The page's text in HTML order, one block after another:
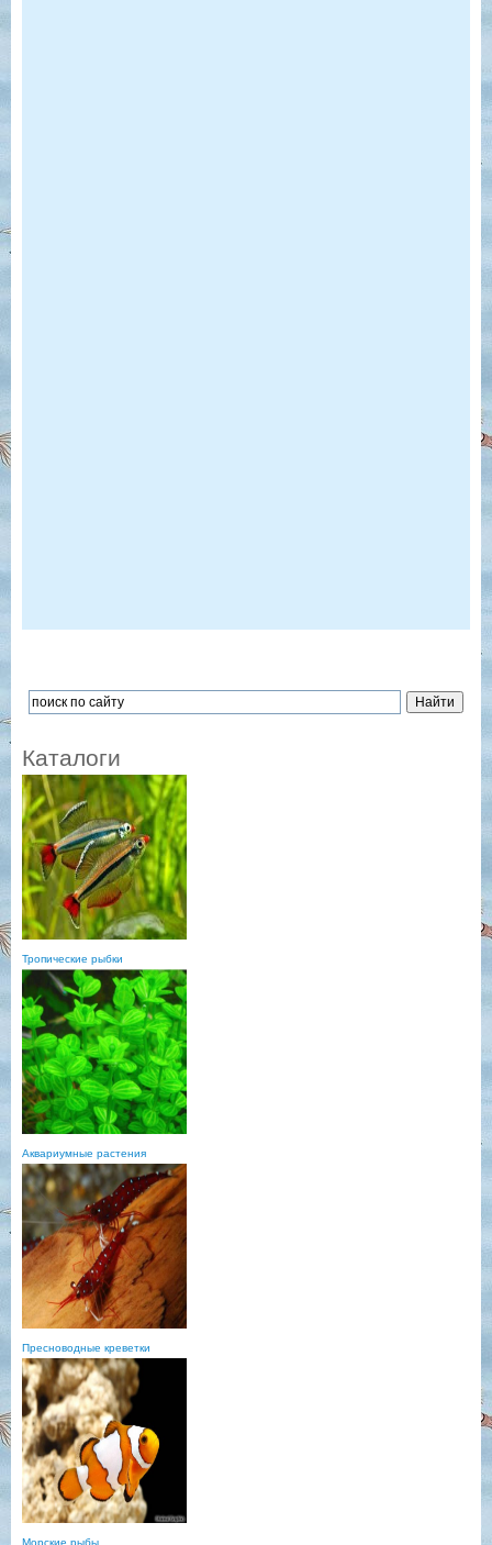
Каталоги
Тропические рыбки
Аквариумные растения
Пресноводные креветки
Морские рыбы